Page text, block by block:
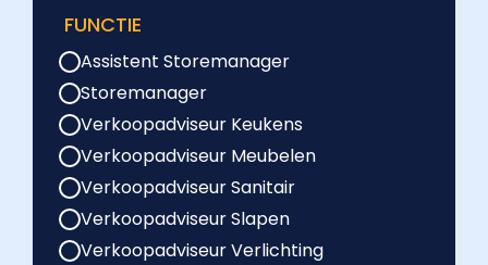
FUNCTIE
Assistent Storemanager
Storemanager
Verkoopadviseur Keukens
Verkoopadviseur Meubelen
Verkoopadviseur Sanitair
Verkoopadviseur Slapen
Verkoopadviseur Verlichting